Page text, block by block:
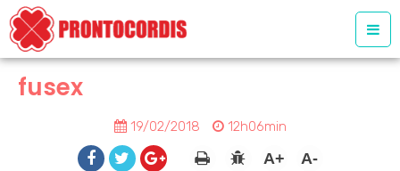
fusex
19/02/2018 12h06min
A+ A-